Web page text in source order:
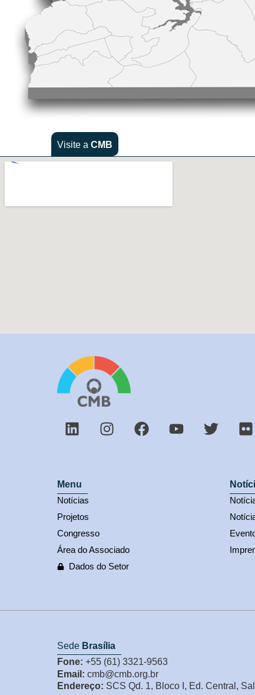
Visite a CMB
Menu
Notícias
Projetos
Congresso
Área do Associado
Dados do Setor
Sede Brasília
Fone: +55 (61) 3321-9563
Email: cmb@cmb.org.br
Endereço: SCS Qd. 1, Bloco I, Ed. Central,